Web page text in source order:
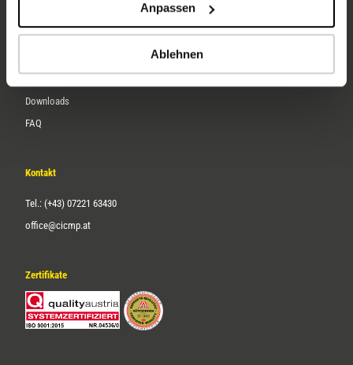
Anpassen
Ablehnen
Service
Downloads
FAQ
Kontakt
Tel.: (+43) 07221 63430
office@cicmp.at
Zertifikate